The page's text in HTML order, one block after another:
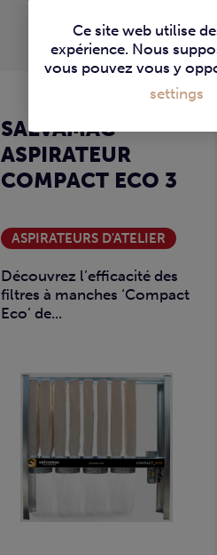
SALVAMAC –
ASPIRATEUR
COMPACT ECO 3
ASPIRATEURS D'ATELIER
Découvrez l’efficacité des
filtres à manches ‘Compact
Eco’ de...
Ce site web utilise
expérience. Nous
vous pouvez vous y
settings